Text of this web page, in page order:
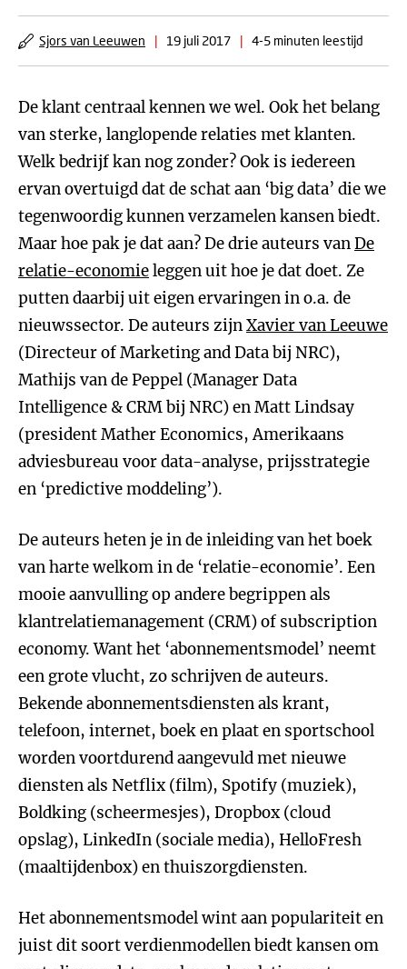
Sjors van Leeuwen | 19 juli 2017 | 4-5 minuten leestijd
De klant centraal kennen we wel. Ook het belang
van sterke, langlopende relaties met klanten.
Welk bedrijf kan nog zonder? Ook is iedereen
ervan overtuigd dat de schat aan ‘big data’ die we
tegenwoordig kunnen verzamelen kansen biedt.
Maar hoe pak je dat aan? De drie auteurs vanDe
relatie-economieleggen uit hoe je dat doet. Ze
putten daarbij uit eigen ervaringen in o.a. de
nieuwssector. De auteurs zijnXavier van Leeuwe
(Directeur of Marketing and Data bij NRC),
Mathijs van de Peppel (Manager Data
Intelligence & CRM bij NRC) en Matt Lindsay
(president Mather Economics, Amerikaans
adviesbureau voor data-analyse, prijsstrategie
en ‘predictive moddeling’).
De auteurs heten je in de inleiding van het boek
van harte welkom in de ‘relatie-economie’. Een
mooie aanvulling op andere begrippen als
klantrelatiemanagement (CRM) of subscription
economy. Want het ‘abonnementsmodel’ neemt
een grote vlucht, zo schrijven de auteurs.
Bekende abonnementsdiensten als krant,
telefoon, internet, boek en plaat en sportschool
worden voortdurend aangevuld met nieuwe
diensten als Netflix (film), Spotify (muziek),
Boldking (scheermesjes), Dropbox (cloud
opslag), LinkedIn (sociale media), HelloFresh
(maaltijdenbox) en thuiszorgdiensten.
Het abonnementsmodel wint aan populariteit en
juist dit soort verdienmodellen biedt kansen om